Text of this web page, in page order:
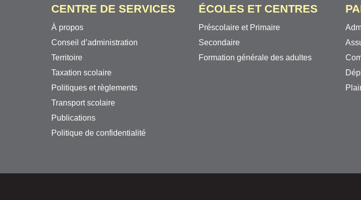
CENTRE DE SERVICES
À propos
Conseil d’administration
Territoire
Taxation scolaire
Politiques et règlements
Transport scolaire
Publications
Politique de confidentialité
ÉCOLES ET CENTRES
Préscolaire et Primaire
Secondaire
Formation générale des adultes